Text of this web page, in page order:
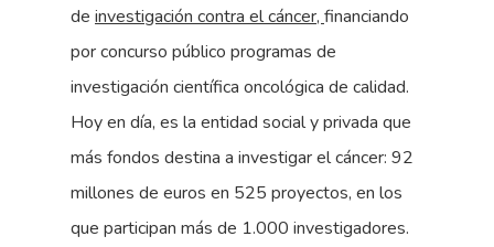
de investigación contra el cáncer, financiando
por concurso público programas de
investigación científica oncológica de calidad.
Hoy en día, es la entidad social y privada que
más fondos destina a investigar el cáncer: 92
millones de euros en 525 proyectos, en los
que participan más de 1.000 investigadores.